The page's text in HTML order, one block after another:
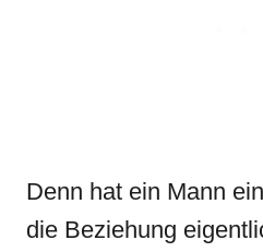
Denn hat ein Mann
die Beziehung